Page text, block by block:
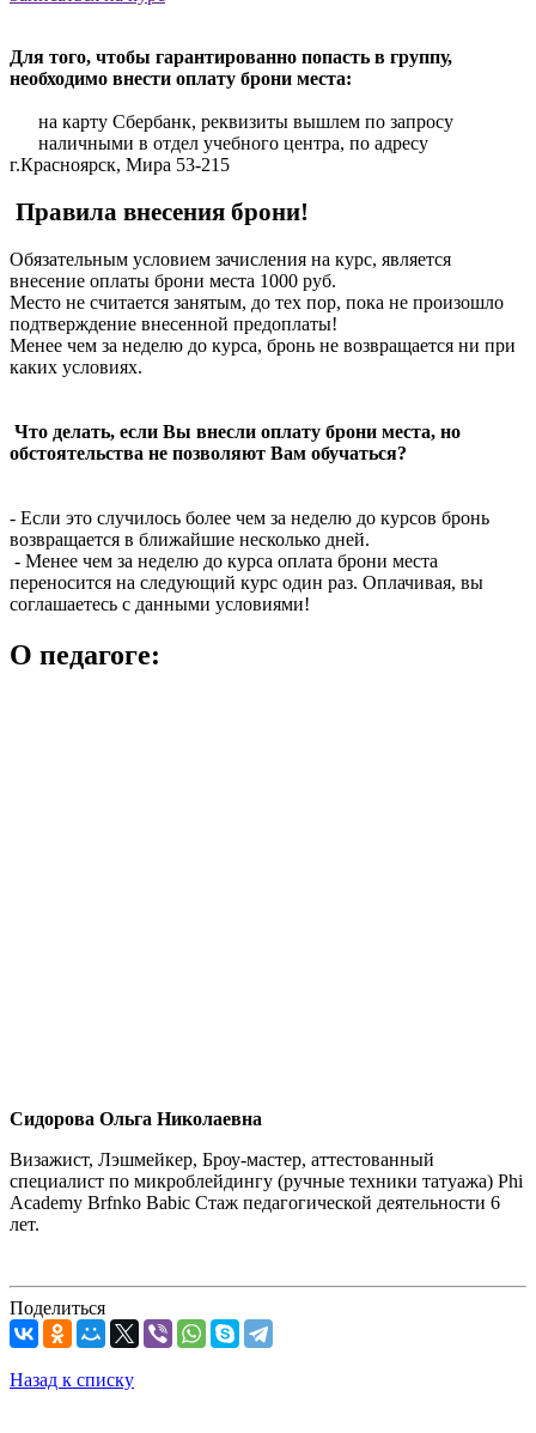
Для того, чтобы гарантированно попасть в группу,
необходимо внести оплату брони места:
на карту Сбербанк, реквизиты вышлем по запросу
наличными в отдел учебного центра, по адресу
г.Красноярск, Мира 53-215
Правила внесения брони!
Обязательным условием зачисления на курс, является
внесение оплаты брони места 1000 руб.
Место не считается занятым, до тех пор, пока не произошло
подтверждение внесенной предоплаты!
Менее чем за неделю до курса, бронь не возвращается ни при
каких условиях.
Что делать, если Вы внесли оплату брони места, но
обстоятельства не позволяют Вам обучаться?
- Если это случилось более чем за неделю до курсов бронь
возвращается в ближайшие несколько дней.
- Менее чем за неделю до курса оплата брони места
переносится на следующий курс один раз. Оплачивая, вы
соглашаетесь с данными условиями!
О педагоге:
Сидорова Ольга Николаевна
Визажист, Лэшмейкер, Броу-мастер, аттестованный
специалист по микроблейдингу (ручные техники татуажа) Phi
Academy Brfnko Babic Стаж педагогической деятельности 6
лет.
Поделиться
Назад к списку